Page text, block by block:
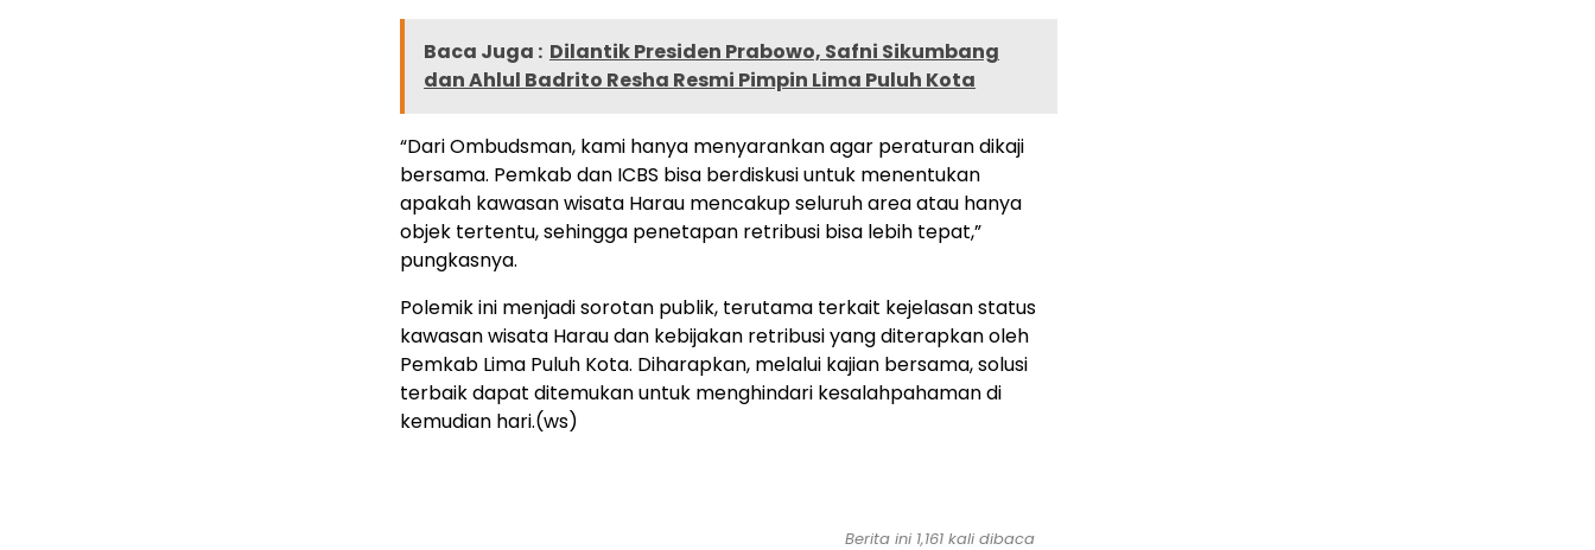
Baca Juga : Dilantik Presiden Prabowo, Safni Sikumbang
dan Ahlul Badrito Resha Resmi Pimpin Lima Puluh Kota
“Dari Ombudsman, kami hanya menyarankan agar peraturan dikaji
bersama. Pemkab dan ICBS bisa berdiskusi untuk menentukan
apakah kawasan wisata Harau mencakup seluruh area atau hanya
objek tertentu, sehingga penetapan retribusi bisa lebih tepat,”
pungkasnya.
Polemik ini menjadi sorotan publik, terutama terkait kejelasan status
kawasan wisata Harau dan kebijakan retribusi yang diterapkan oleh
Pemkab Lima Puluh Kota. Diharapkan, melalui kajian bersama, solusi
terbaik dapat ditemukan untuk menghindari kesalahpahaman di
kemudian hari.(ws)
Berita ini 1,161 kali dibaca